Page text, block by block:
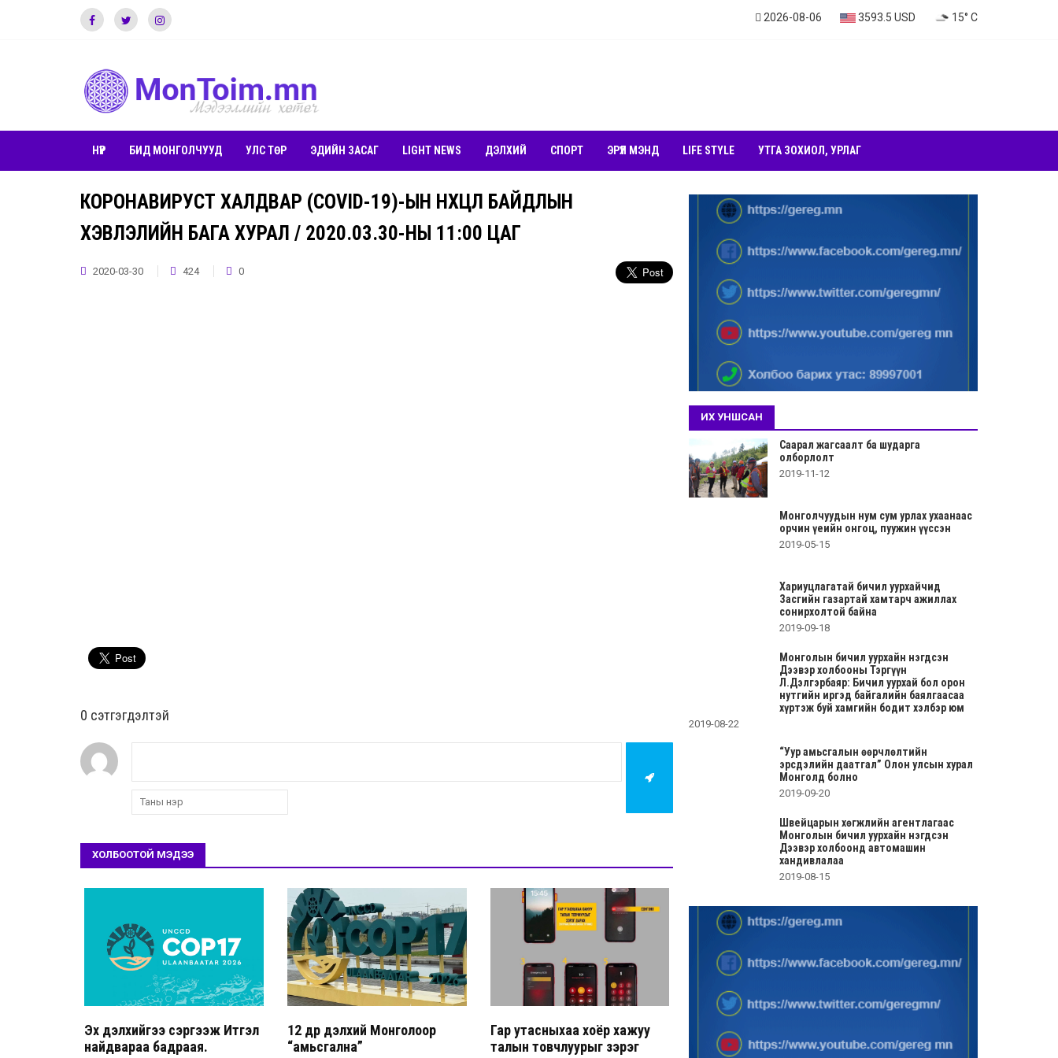
2026-08-06 3593.5 USD 15° C
НҮҮР БИД МОНГОЛЧУУД УЛС ТӨР ЭДИЙН ЗАСАГ LIGHT NEWS ДЭЛХИЙ СПОРТ ЭРҮҮЛ МЭНД LIFE STYLE УТГА ЗОХИОЛ, УРЛАГ
КОРОНАВИРУСТ ХАЛДВАР (COVID-19)-ЫН НӨХЦӨЛ БАЙДЛЫН
ХЭВЛЭЛИЙН БАГА ХУРАЛ / 2020.03.30-НЫ 11:00 ЦАГ
2020-03-30 424 0
0 cэтгэгдэлтэй
ХОЛБООТОЙ МЭДЭЭ
Эх дэлхийгээ сэргээж Итгэл
найдвараа бадраая.
12 өдөр дэлхий Монголоор
“амьсгална”
Гар утасныхаа хоёр хажуу
талын товчлуурыг зэрэг
ИХ УНШСАН
Саарал жагсаалт ба шударга
олборлолт
2019-11-12
Монголчуудын нум сум урлах ухаанаас
орчин үеийн онгоц, пуужин үүссэн
2019-05-15
Хариуцлагатай бичил уурхайчид
Засгийн газартай хамтарч ажиллах
сонирхолтой байна
2019-09-18
Монголын бичил уурхайн нэгдсэн
Дээвэр холбооны Тэргүүн
Л.Дэлгэрбаяр: Бичил уурхай бол орон
нутгийн иргэд байгалийн баялгаасаа
хүртэж буй хамгийн бодит хэлбэр юм
2019-08-22
“Уур амьсгалын өөрчлөлтийн
эрсдэлийн даатгал” Олон улсын хурал
Монголд болно
2019-09-20
Швейцарын хөгжлийн агентлагаас
Монголын бичил уурхайн нэгдсэн
Дээвэр холбоонд автомашин
хандивлалаа
2019-08-15